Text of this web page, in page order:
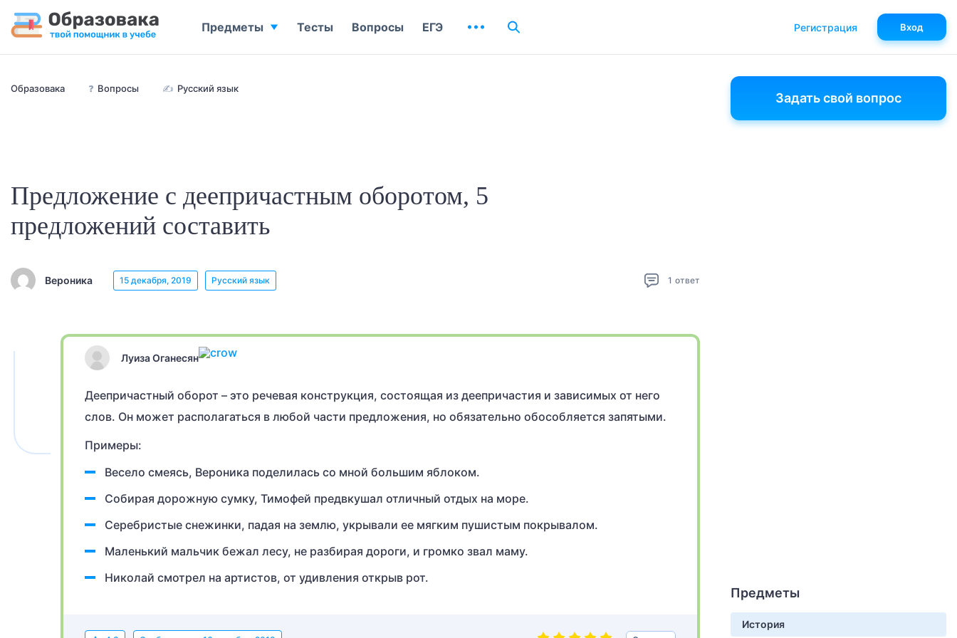
Образовака ❓ Вопросы ✍ Русский язык
Предложение с деепричастным оборотом, 5
предложений составить
Вероника 15 декабря, 2019 Русский язык 1 ответ
Луиза Оганесян
Деепричастный оборот – это речевая конструкция, состоящая из деепричастия и зависимых от него
слов. Он может располагаться в любой части предложения, но обязательно обособляется запятыми.
Примеры:
Весело смеясь, Вероника поделилась со мной большим яблоком.
Собирая дорожную сумку, Тимофей предвкушал отличный отдых на море.
Серебристые снежинки, падая на землю, укрывали ее мягким пушистым покрывалом.
Маленький мальчик бежал лесу, не разбирая дороги, и громко звал маму.
Николай смотрел на артистов, от удивления открыв рот.
Задать свой вопрос
Предметы
История
Предметы Тесты Вопросы ЕГЭ Регистрация Вход